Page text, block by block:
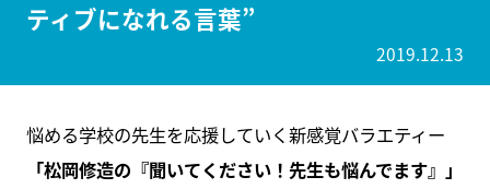
ティブになれる言葉”
2019.12.13
悩める学校の先生を応援していく新感覚バラエティー
「松岡修造の『聞いてください！先生も悩んでます』」